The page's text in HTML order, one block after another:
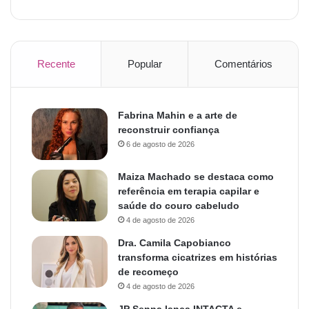
Recente Popular Comentários
Fabrina Mahin e a arte de
reconstruir confiança
6 de agosto de 2026
Maiza Machado se destaca como
referência em terapia capilar e
saúde do couro cabeludo
4 de agosto de 2026
Dra. Camila Capobianco
transforma cicatrizes em histórias
de recomeço
4 de agosto de 2026